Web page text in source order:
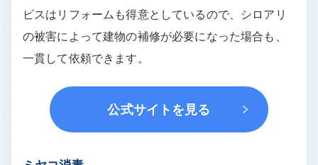
ビスはリフォームも得意としているので、シロアリ
の被害によって建物の補修が必要になった場合も、
一貫して依頼できます。
公式サイトを見る